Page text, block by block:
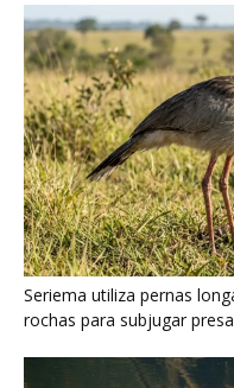
Seriema utiliza pernas
rochas para subjugar